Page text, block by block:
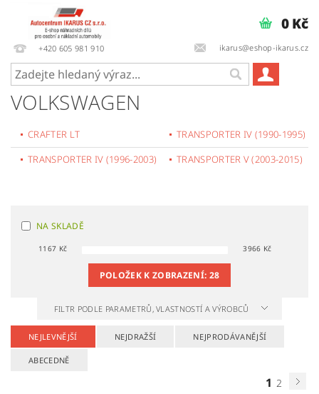
+420 605 981 910 ikarus@eshop-ikarus.cz
0 Kč
VOLKSWAGEN
CRAFTER LT
TRANSPORTER IV (1990-1995)
TRANSPORTER IV (1996-2003)
TRANSPORTER V (2003-2015)
NA SKLADĚ
1167 Kč 3966 Kč
POLOŽEK K ZOBRAZENÍ: 28
FILTR PODLE PARAMETRŮ, VLASTNOSTÍ A VÝROBCŮ
NEJLEVNĚJŠÍ NEJDRAŽŠÍ NEJPRODÁVANĚJŠÍ
ABECEDNĚ
1 2